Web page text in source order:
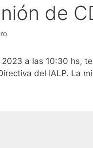
de
a las 10:30 hs,
del IALP. La